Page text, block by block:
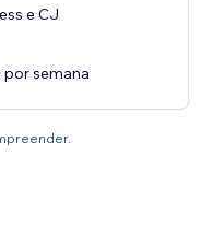
e CJ
semana